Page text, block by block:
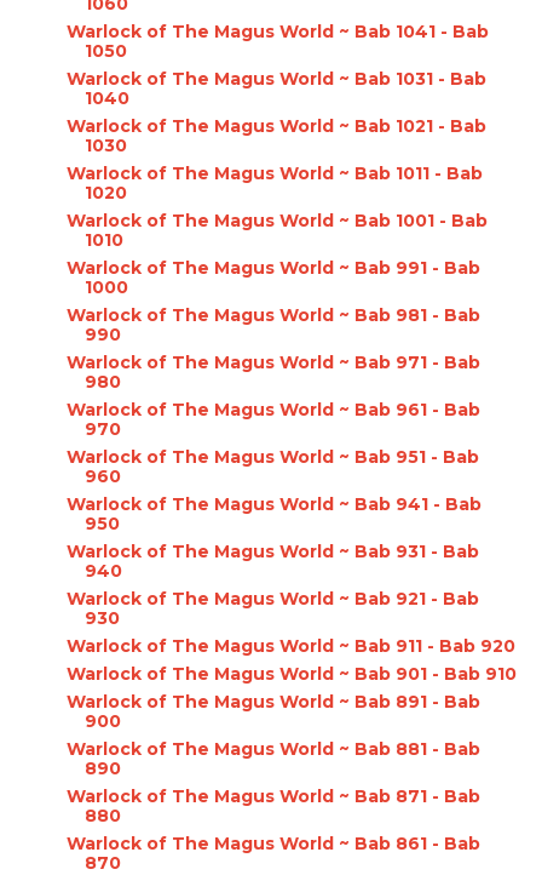
Warlock of The Magus World ~ Bab 1041 - Bab
1050
Warlock of The Magus World ~ Bab 1031 - Bab
1040
Warlock of The Magus World ~ Bab 1021 - Bab
1030
Warlock of The Magus World ~ Bab 1011 - Bab
1020
Warlock of The Magus World ~ Bab 1001 - Bab
1010
Warlock of The Magus World ~ Bab 991 - Bab
1000
Warlock of The Magus World ~ Bab 981 - Bab
990
Warlock of The Magus World ~ Bab 971 - Bab
980
Warlock of The Magus World ~ Bab 961 - Bab
970
Warlock of The Magus World ~ Bab 951 - Bab
960
Warlock of The Magus World ~ Bab 941 - Bab
950
Warlock of The Magus World ~ Bab 931 - Bab
940
Warlock of The Magus World ~ Bab 921 - Bab
930
Warlock of The Magus World ~ Bab 911 - Bab 920
Warlock of The Magus World ~ Bab 901 - Bab 910
Warlock of The Magus World ~ Bab 891 - Bab
900
Warlock of The Magus World ~ Bab 881 - Bab
890
Warlock of The Magus World ~ Bab 871 - Bab
880
Warlock of The Magus World ~ Bab 861 - Bab
870